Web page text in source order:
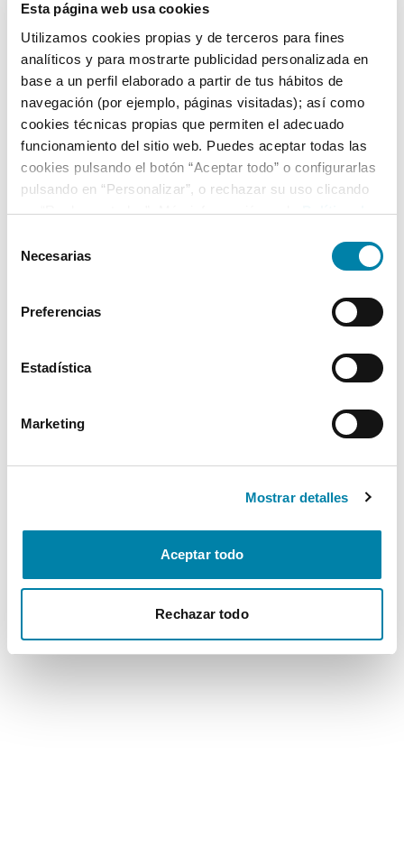
Esta página web usa cookies
Utilizamos cookies propias y de terceros para fines
analíticos y para mostrarte publicidad personalizada en
base a un perfil elaborado a partir de tus hábitos de
navegación (por ejemplo, páginas visitadas); así como
cookies técnicas propias que permiten el adecuado
funcionamiento del sitio web. Puedes aceptar todas las
cookies pulsando el botón “Aceptar todo” o configurarlas
pulsando en “Personalizar”, o rechazar su uso clicando
en “Rechazar todas”. Más información en laPolítica de
Necesarias
Preferencias
Estadística
Marketing
Mostrar detalles
Aceptar todo
Rechazar todo